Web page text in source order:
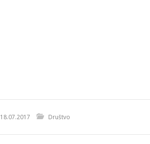
18.07.2017 Društvo